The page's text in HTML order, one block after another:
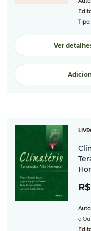
Tipo
Ver
e